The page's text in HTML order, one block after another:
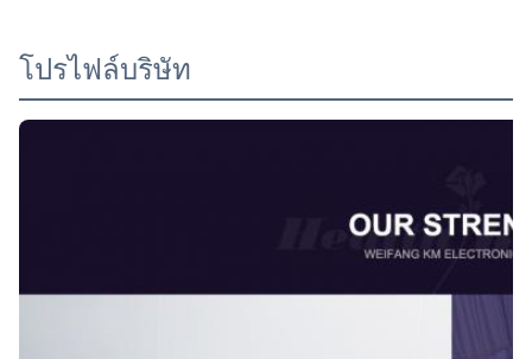
โปรไฟล์บริษัท